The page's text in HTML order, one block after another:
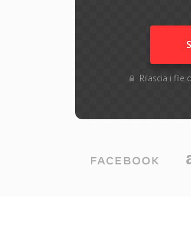
Rilascia i file